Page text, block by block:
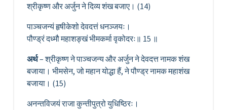
श्रीकृष्ण और अर्जुन ने दिव्य शंख बजाए। (14)
पाञ्चजन्यं हृषीकेशो देवदत्तं धनञ्जयः।
पौण्ड्रं दध्मौ महाशङ्खं भीमकर्मा वृकोदरः॥ 15 ॥
अर्थ– श्रीकृष्ण ने पाञ्चजन्य और अर्जुन ने देवदत्त नामक शंख
बजाया। भीमसेन, जो महान योद्धा हैं, ने पौण्ड्र नामक महाशंख
बजाया। (15)
अनन्तविजयं राजा कुन्तीपुत्रो युधिष्ठिरः।